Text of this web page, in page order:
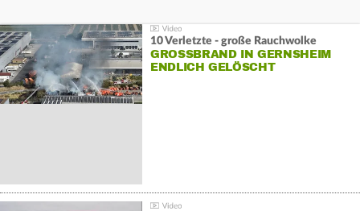
10 Verletzte - große Rauchwolke
GROSSBRAND IN GERNSHEIM E
NDLICH GELÖSCHT